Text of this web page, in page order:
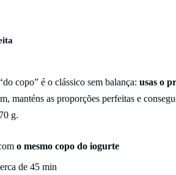
copo” é o clássico sem balança: usas o
manténs as proporções perfeitas e
g.
o mesmo copo do iogurte
de 45 min